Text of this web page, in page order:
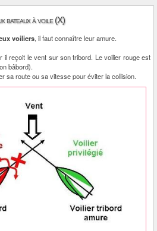
bateaux à voile (X)
voiliers, il faut connaître leur amure.
il reçoit le vent sur son tribord. Le voilier rouge est
bâbord).
sa route ou sa vitesse pour éviter la collision.